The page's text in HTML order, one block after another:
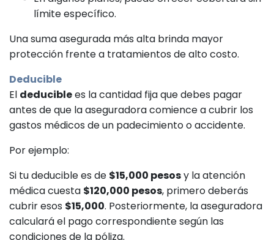
límite específico.
Una suma asegurada más alta brinda mayor
protección frente a tratamientos de alto costo.
Deducible
El deduciblees la cantidad fija que debes pagar
antes de que la aseguradora comience a cubrir los
gastos médicos de un padecimiento o accidente.
Por ejemplo:
Si tu deducible es de $15,000 pesosy la atención
médica cuesta $120,000 pesos, primero deberás
cubrir esos $15,000. Posteriormente, la aseguradora
calculará el pago correspondiente según las
condiciones de la póliza.